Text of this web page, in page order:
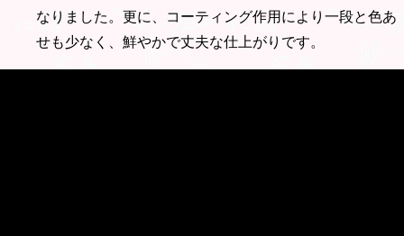
なりました。更に、コーティング作用により一段と色あ
せも少なく、鮮やかで丈夫な仕上がりです。